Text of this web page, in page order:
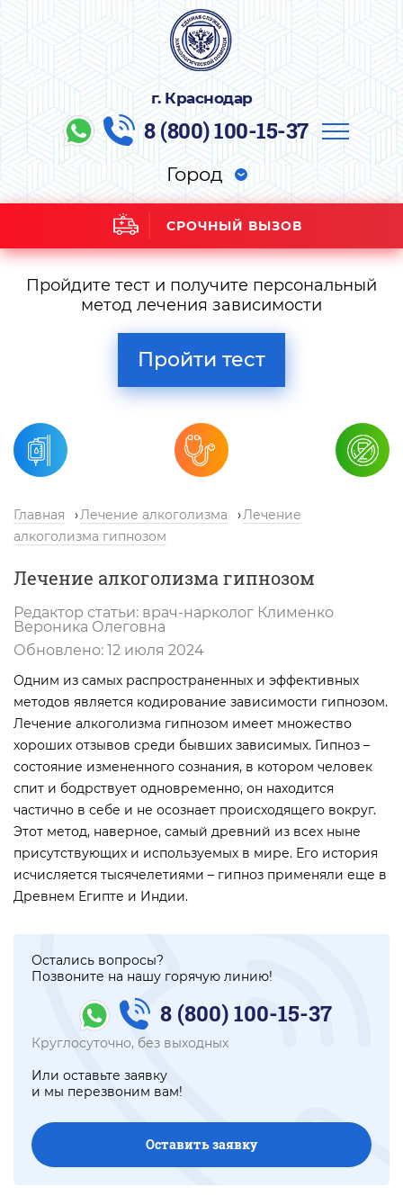
г. Краснодар
8 (800) 100-15-37
Город
СРОЧНЫЙ ВЫЗОВ
Пройдите тест и получите персональный
метод лечения зависимости
Пройти тест
Главная Лечение алкоголизма
Лечение
алкоголизма гипнозом
Лечение алкоголизма гипнозом
Редактор статьи: врач-нарколог Клименко
Вероника Олеговна
Обновлено: 12 июля 2024
Одним из самых распространенных и эффективных
методов является кодирование зависимости гипнозом.
Лечение алкоголизма гипнозом имеет множество
хороших отзывов среди бывших зависимых. Гипноз –
состояние измененного сознания, в котором человек
спит и бодрствует одновременно, он находится
частично в себе и не осознает происходящего вокруг.
Этот метод, наверное, самый древний из всех ныне
присутствующих и используемых в мире. Его история
исчисляется тысячелетиями – гипноз применяли еще в
Древнем Египте и Индии.
Остались вопросы?
Позвоните на нашу горячую линию!
8 (800) 100-15-37
Круглосуточно, без выходных
Или оставьте заявку
и мы перезвоним вам!
Оставить заявку